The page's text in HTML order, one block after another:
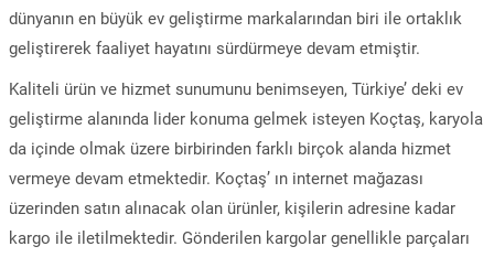
dünyanın en büyük ev geliştirme markalarından biri ile ortaklık
geliştirerek faaliyet hayatını sürdürmeye devam etmiştir.
Kaliteli ürün ve hizmet sunumunu benimseyen, Türkiye’ deki ev
geliştirme alanında lider konuma gelmek isteyen Koçtaş, karyola
da içinde olmak üzere birbirinden farklı birçok alanda hizmet
vermeye devam etmektedir. Koçtaş’ ın internet mağazası
üzerinden satın alınacak olan ürünler, kişilerin adresine kadar
kargo ile iletilmektedir. Gönderilen kargolar genellikle parçaları